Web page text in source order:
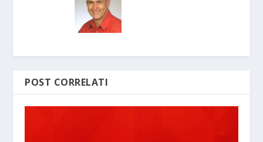
POST CORRELATI